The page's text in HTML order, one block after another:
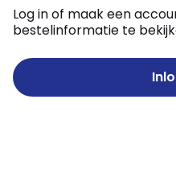
Log in of maak een
bestelinformatie te